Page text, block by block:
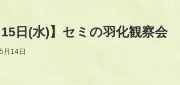
15日(水)】セミの羽化観察会
月14日